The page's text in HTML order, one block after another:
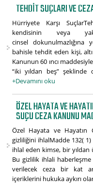
TEHDIT SUÇLARI VE
Hürriyete Karşı
kendisinin veya
cinsel dokunulmazlığına
bahisle tehdit eden kişi,
Kanunun 60 ıncı
“iki yıldan beş” şeklinde
+Devamını oku
ÖZEL HAYATA VE
SUÇU CEZA KANUNU
Özel Hayata ve Hayatın
gizliliğini ihlalMadde 132(
ihlal eden kimse, bir yıldan
Bu gizlilik ihlali
verilecek ceza bir kat
içeriklerini hukuka aykırı